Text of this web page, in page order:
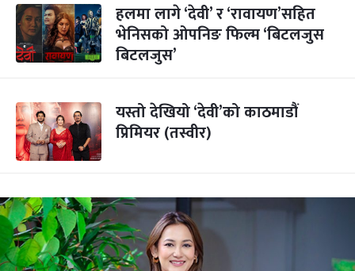
हलमा लागे ‘देवी’ र ‘रावायण’सहित
भेनिसको ओपनिङ फिल्म ‘बिटलजुस
बिटलजुस’
यस्तो देखियो ‘देवी’को काठमाडौं
प्रिमियर (तस्वीर)